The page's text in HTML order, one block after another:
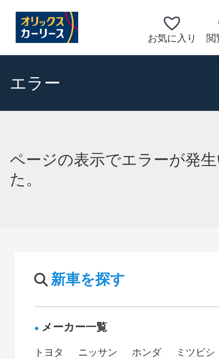
お気に入り 閲
エラー
ページの表示でエラーが発
た。
新車を探す
メーカー一覧
トヨタ ニッサン ホンダ
ミツビシ